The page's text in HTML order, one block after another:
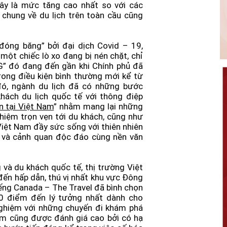
là mức tăng cao nhất so với các
về du lịch trên toàn cầu cũng
băng” bởi đại dịch Covid – 19,
chiếc lò xo đang bị nén chặt, chỉ
đó đang đến gần khi Chính phủ đã
điều kiện bình thường mới kể từ
ngành du lịch đã có những bước
du lịch quốc tế với thông điệp
tại Việt Nam” nhằm mang lại những
trọn vẹn tới du khách, cũng như
Nam đầy sức sống với thiên nhiên
cảnh quan độc đáo cùng nền văn
du khách quốc tế, thị trường Việt
hấp dẫn, thú vị nhất khu vực Đông
Canada – The Travel đã bình chọn
điểm đến lý tưởng nhất dành cho
với những chuyến đi khám phá
cũng được đánh giá cao bởi có hạ